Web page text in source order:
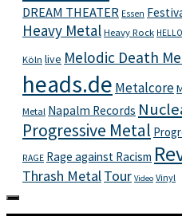
DREAM THEATER Essen
Heavy Metal Heavy Rock
Köln live Melodic Death
heads.de Metalcore
Metal Napalm Records
Progressive Metal
RAGE Rage against Racism
Thrash MetalTour Video Vinyl